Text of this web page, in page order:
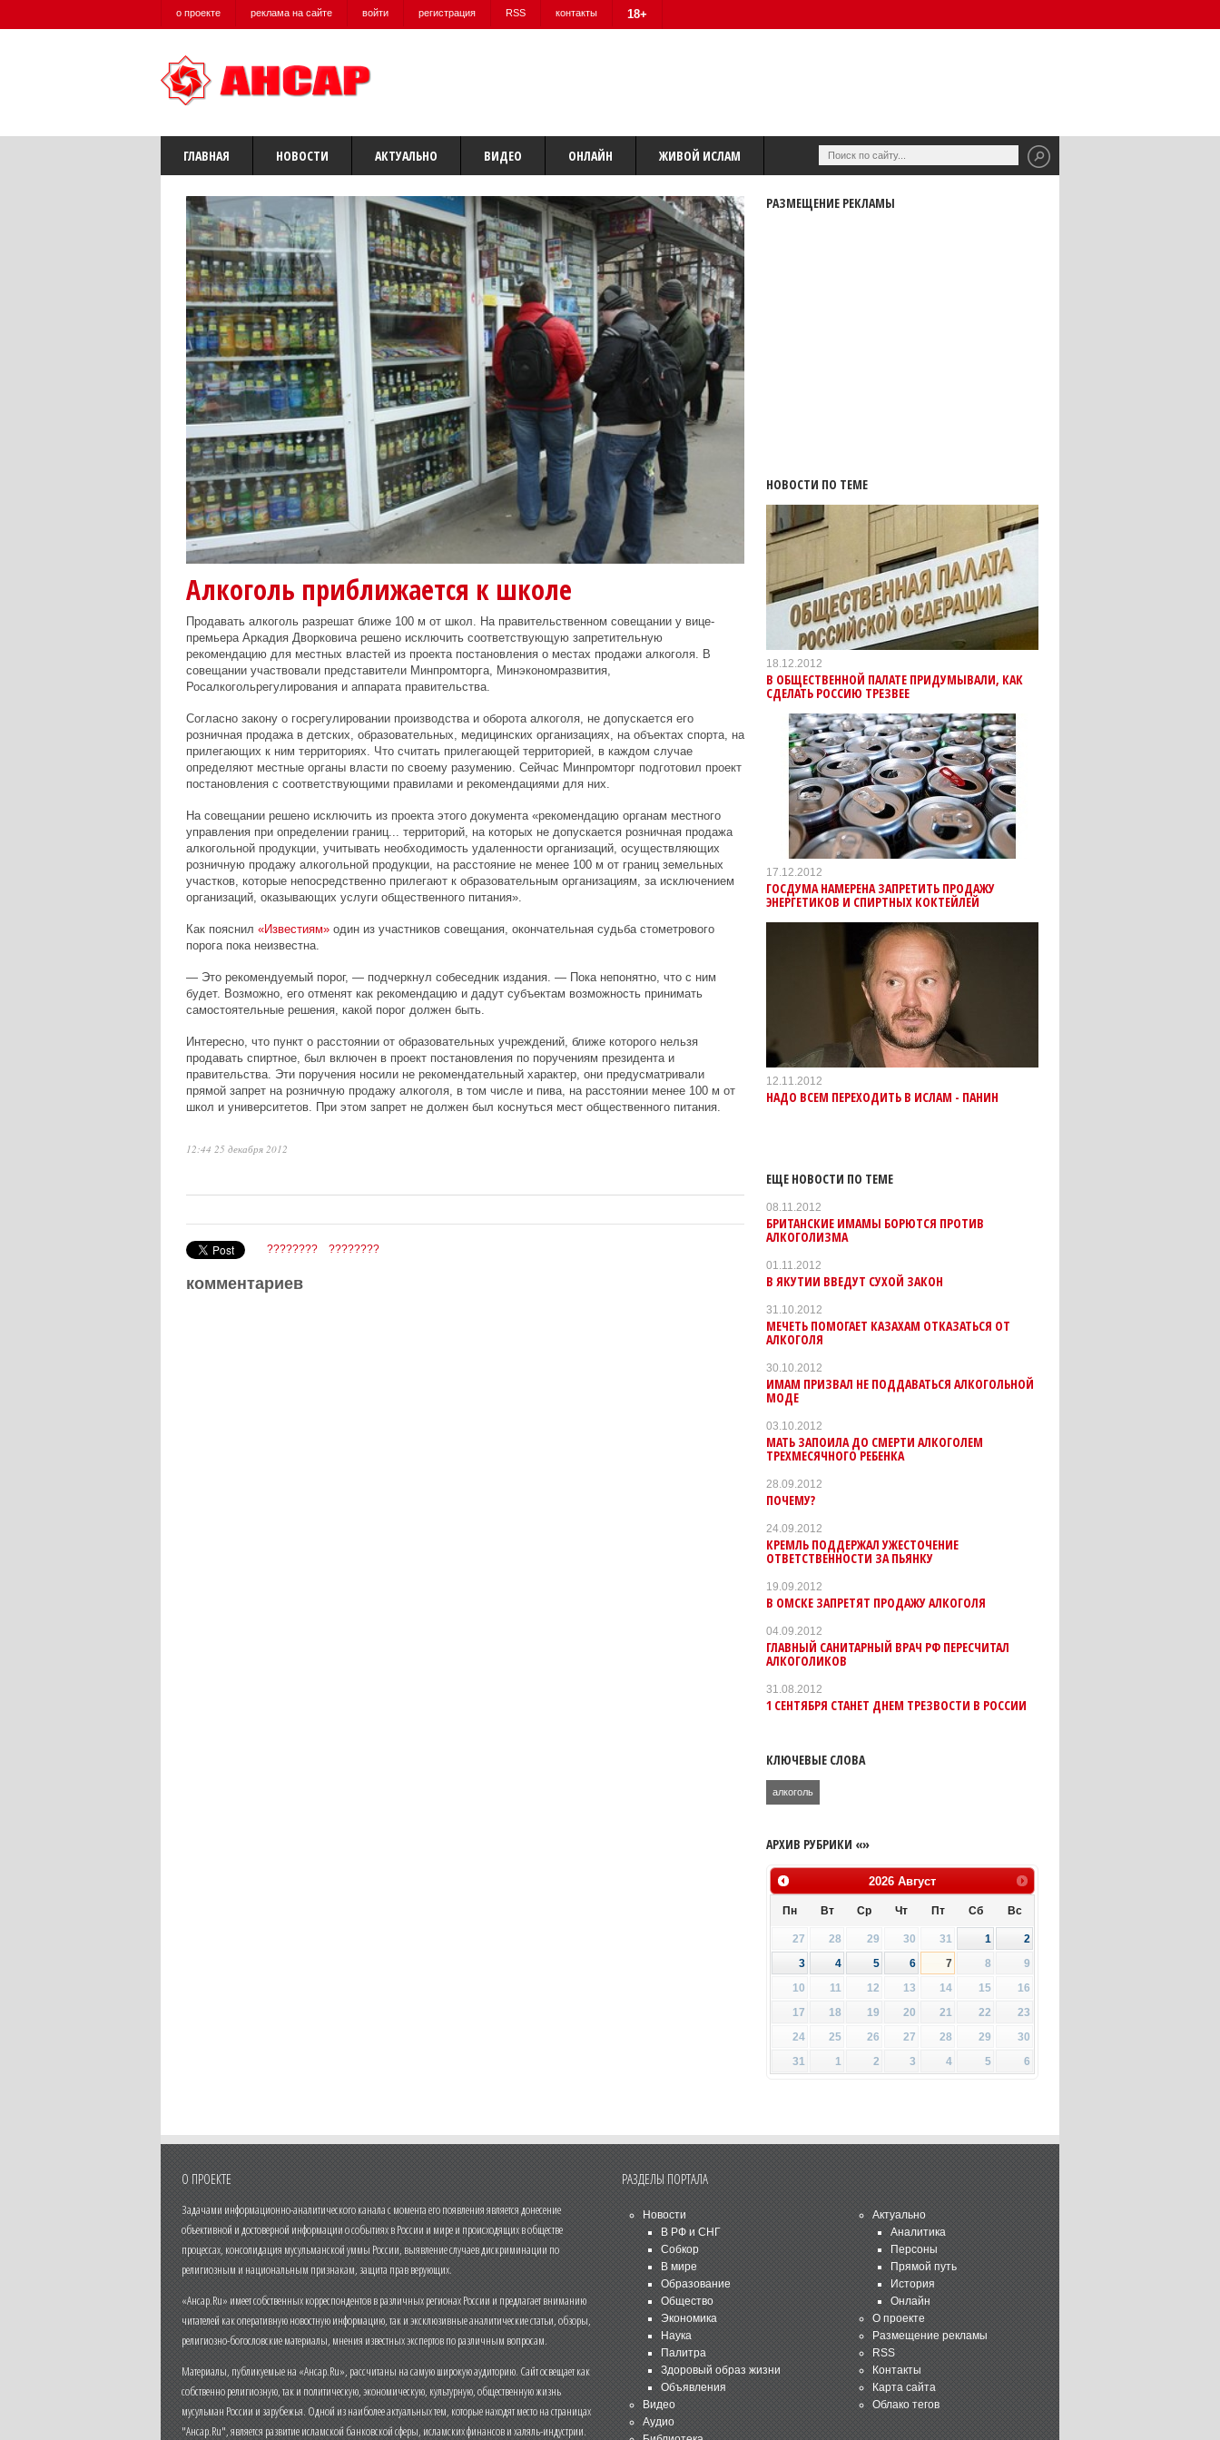
о проекте реклама на сайте войти регистрация RSS контакты 18+
ГЛАВНАЯ НОВОСТИ АКТУАЛЬНО ВИДЕО ОНЛАЙН ЖИВОЙ ИСЛАМ
Алкоголь приближается к школе
Продавать алкоголь разрешат ближе 100 м от школ. На правительственном совещании у вице-
премьера Аркадия Дворковича решено исключить соответствующую запретительную
рекомендацию для местных властей из проекта постановления о местах продажи алкоголя. В
совещании участвовали представители Минпромторга, Минэкономразвития,
Росалкогольрегулирования и аппарата правительства.
Согласно закону о госрегулировании производства и оборота алкоголя, не допускается его
розничная продажа в детских, образовательных, медицинских организациях, на объектах спорта, на
прилегающих к ним территориях. Что считать прилегающей территорией, в каждом случае
определяют местные органы власти по своему разумению. Сейчас Минпромторг подготовил проект
постановления с соответствующими правилами и рекомендациями для них.
На совещании решено исключить из проекта этого документа «рекомендацию органам местного
управления при определении границ... территорий, на которых не допускается розничная продажа
алкогольной продукции, учитывать необходимость удаленности организаций, осуществляющих
розничную продажу алкогольной продукции, на расстояние не менее 100 м от границ земельных
участков, которые непосредственно прилегают к образовательным организациям, за исключением
организаций, оказывающих услуги общественного питания».
Как пояснил «Известиям»один из участников совещания, окончательная судьба стометрового
порога пока неизвестна.
— Это рекомендуемый порог, — подчеркнул собеседник издания. — Пока непонятно, что с ним
будет. Возможно, его отменят как рекомендацию и дадут субъектам возможность принимать
самостоятельные решения, какой порог должен быть.
Интересно, что пункт о расстоянии от образовательных учреждений, ближе которого нельзя
продавать спиртное, был включен в проект постановления по поручениям президента и
правительства. Эти поручения носили не рекомендательный характер, они предусматривали
прямой запрет на розничную продажу алкоголя, в том числе и пива, на расстоянии менее 100 м от
школ и университетов. При этом запрет не должен был коснуться мест общественного питания.
12:44 25 декабря 2012
???????? ????????
комментариев
РАЗМЕЩЕНИЕ РЕКЛАМЫ
НОВОСТИ ПО ТЕМЕ
18.12.2012
В ОБЩЕСТВЕННОЙ ПАЛАТЕ ПРИДУМЫВАЛИ, КАК
СДЕЛАТЬ РОССИЮ ТРЕЗВЕЕ
17.12.2012
ГОСДУМА НАМЕРЕНА ЗАПРЕТИТЬ ПРОДАЖУ
ЭНЕРГЕТИКОВ И СПИРТНЫХ КОКТЕЙЛЕЙ
12.11.2012
НАДО ВСЕМ ПЕРЕХОДИТЬ В ИСЛАМ - ПАНИН
ЕЩЕ НОВОСТИ ПО ТЕМЕ
08.11.2012
БРИТАНСКИЕ ИМАМЫ БОРЮТСЯ ПРОТИВ
АЛКОГОЛИЗМА
01.11.2012
В ЯКУТИИ ВВЕДУТ СУХОЙ ЗАКОН
31.10.2012
МЕЧЕТЬ ПОМОГАЕТ КАЗАХАМ ОТКАЗАТЬСЯ ОТ
АЛКОГОЛЯ
30.10.2012
ИМАМ ПРИЗВАЛ НЕ ПОДДАВАТЬСЯ АЛКОГОЛЬНОЙ
МОДЕ
03.10.2012
МАТЬ ЗАПОИЛА ДО СМЕРТИ АЛКОГОЛЕМ
ТРЕХМЕСЯЧНОГО РЕБЕНКА
28.09.2012
ПОЧЕМУ?
24.09.2012
КРЕМЛЬ ПОДДЕРЖАЛ УЖЕСТОЧЕНИЕ
ОТВЕТСТВЕННОСТИ ЗА ПЬЯНКУ
19.09.2012
В ОМСКЕ ЗАПРЕТЯТ ПРОДАЖУ АЛКОГОЛЯ
04.09.2012
ГЛАВНЫЙ САНИТАРНЫЙ ВРАЧ РФ ПЕРЕСЧИТАЛ
АЛКОГОЛИКОВ
31.08.2012
1 СЕНТЯБРЯ СТАНЕТ ДНЕМ ТРЕЗВОСТИ В РОССИИ
КЛЮЧЕВЫЕ СЛОВА
алкоголь
АРХИВ РУБРИКИ «»
2026 Август
Пн Вт Ср Чт Пт Сб Вс
27 28 29 30 31 1
2
3
4 5 6 7 8
9
10
11 12 13 14 15
16
17
18 19 20 21 22
23
24
25 26 27 28 29
30
31
1 2 3 4 5 6
О ПРОЕКТЕ
Задачами информационно-аналитического канала с момента его появления является донесение
объективной и достоверной информации о событиях в России и мире и происходящих в обществе
процессах, консолидация мусульманской уммы России, выявление случаев дискриминации по
религиозным и национальным признакам, защита прав верующих.
«Ансар.Ru» имеет собственных корреспондентов в различных регионах России и предлагает вниманию
читателей как оперативную новостную информацию, так и эксклюзивные аналитические статьи, обзоры,
религиозно-богословские материалы, мнения известных экспертов по различным вопросам.
Материалы, публикуемые на «Ансар.Ru», рассчитаны на самую широкую аудиторию. Сайт освещает как
собственно религиозную, так и политическую, экономическую, культурную, общественную жизнь
мусульман России и зарубежья. Одной из наиболее актуальных тем, которые находят место на страницах
"Ансар.Ru", является развитие исламской банковской сферы, исламских финансов и халяль-индустрии.
РАЗДЕЛЫ ПОРТАЛА
Новости
В РФ и СНГ
Собкор
В мире
Образование
Общество
Экономика
Наука
Палитра
Здоровый образ жизни
Объявления
Видео
Аудио
Актуально
Аналитика
Персоны
Прямой путь
История
Онлайн
О проекте
Размещение рекламы
RSS
Контакты
Карта сайта
Облако тегов